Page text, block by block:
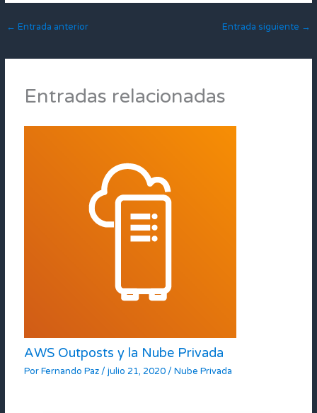
← Entrada anterior Entrada siguiente →
Entradas relacionadas
AWS Outposts y la Nube Privada
PorFernando Paz/julio 21, 2020/Nube Privada